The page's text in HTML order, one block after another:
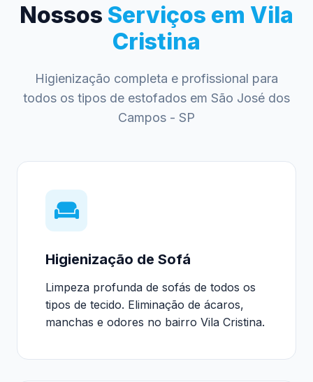
Nossos Serviços em Vila
Cristina
Higienização completa e profissional para
todos os tipos de estofados em São José dos
Campos - SP
Higienização de Sofá
Limpeza profunda de sofás de todos os
tipos de tecido. Eliminação de ácaros,
manchas e odores no bairro Vila Cristina.